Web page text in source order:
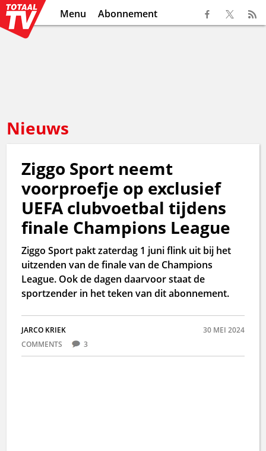
Menu Abonnement
Nieuws
Ziggo Sport neemt
voorproefje op exclusief
UEFA clubvoetbal tijdens
finale Champions League
Ziggo Sport pakt zaterdag 1 juni flink uit bij het
uitzenden van de finale van de Champions
League. Ook de dagen daarvoor staat de
sportzender in het teken van dit abonnement.
JARCO KRIEK
30 MEI 2024
COMMENTS
3